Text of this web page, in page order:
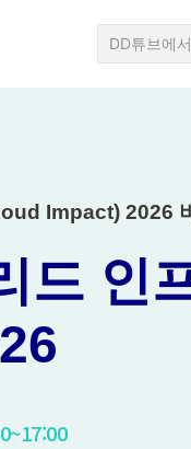
Impact) 2026
드 인
17:00